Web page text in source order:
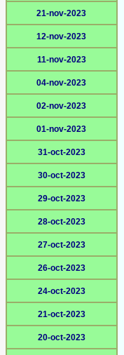
21-nov-2023
12-nov-2023
11-nov-2023
04-nov-2023
02-nov-2023
01-nov-2023
31-oct-2023
30-oct-2023
29-oct-2023
28-oct-2023
27-oct-2023
26-oct-2023
24-oct-2023
21-oct-2023
20-oct-2023